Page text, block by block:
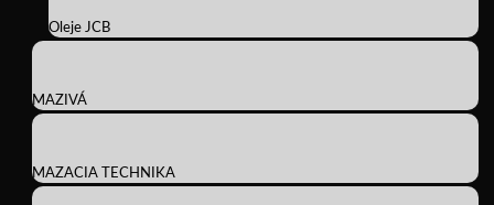
Oleje JCB
MAZIVÁ
MAZACIA TECHNIKA